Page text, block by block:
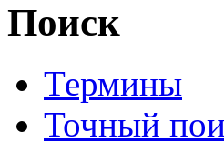
Поиск
Термины
Точный